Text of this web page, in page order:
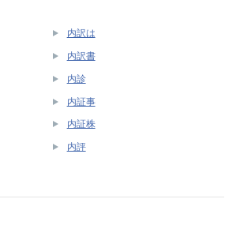
内訳は
内訳書
内診
内証事
内証株
内評